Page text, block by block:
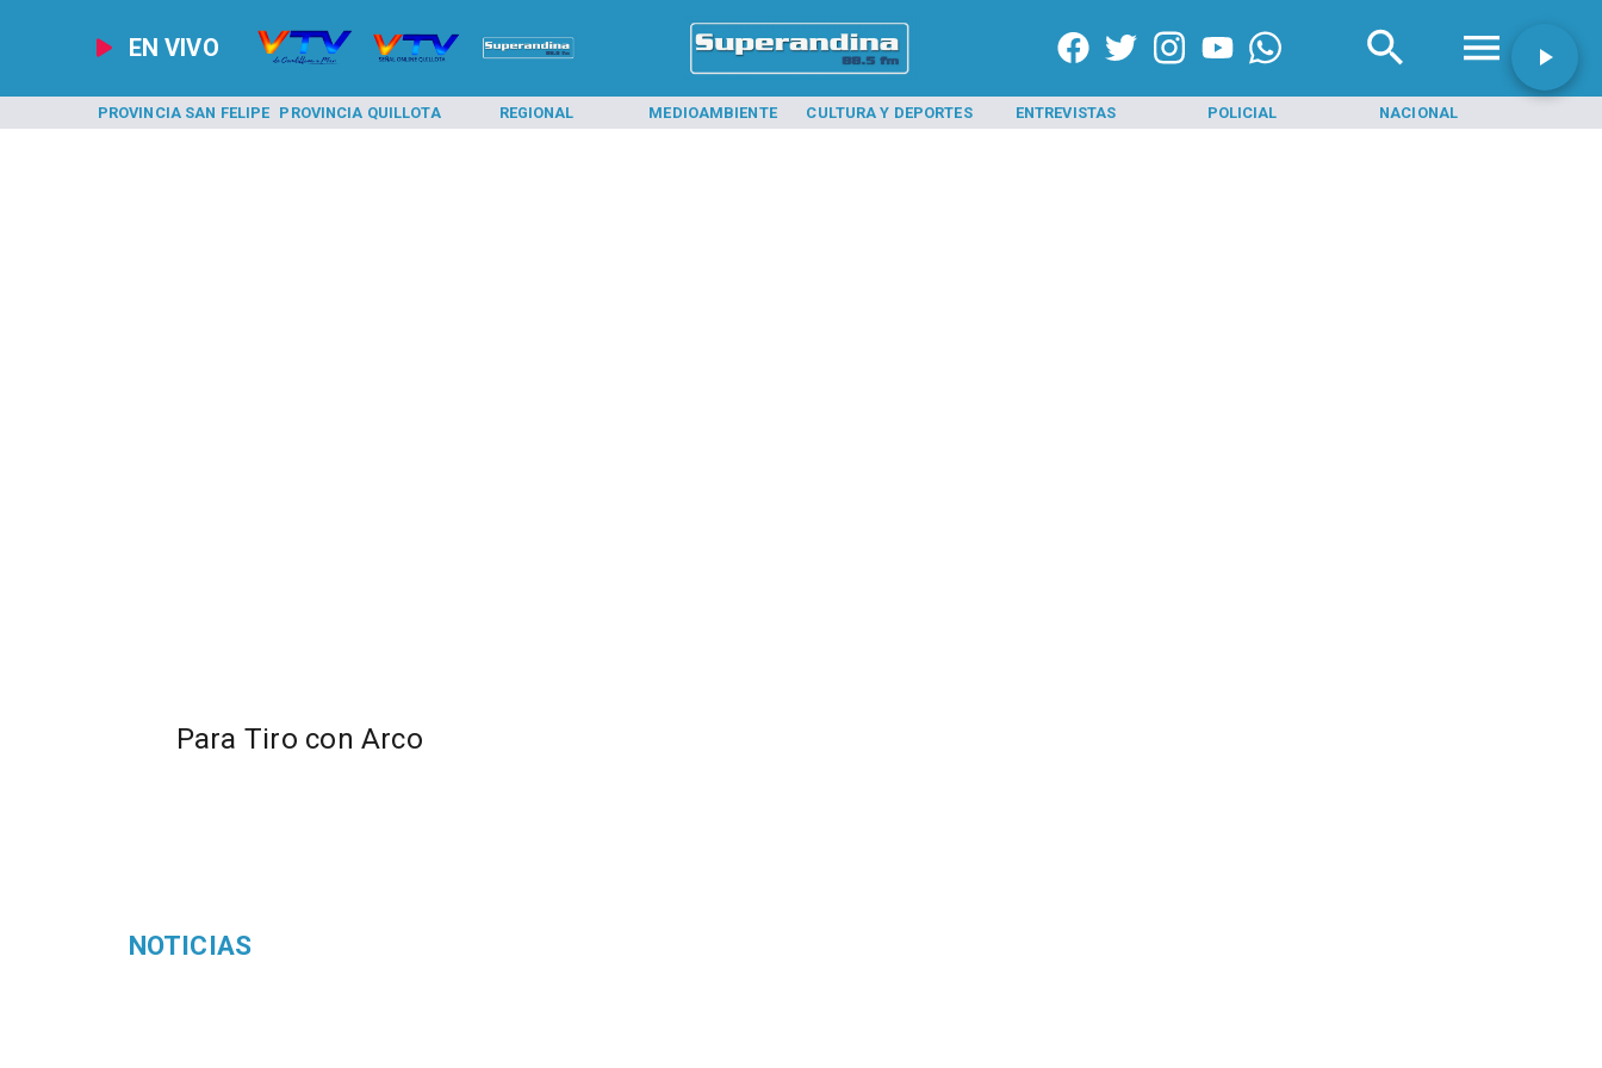
EN VIVO
PROVINCIA SAN FELIPE PROVINCIA QUILLOTA REGIONAL MEDIOAMBIENTE CULTURA Y DEPORTES ENTREVISTAS POLICIAL NACIONAL
Para Tiro con Arco
NOTICIAS